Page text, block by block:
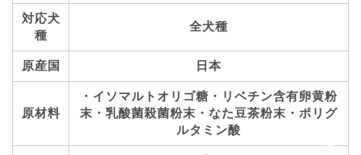
対応犬
種
全犬種
原産国 日本
原材料
・イソマルトオリゴ糖・リベチン含有卵黄粉
末・乳酸菌殺菌粉末・なた豆茶粉末・ポリグ
ルタミン酸
プロフィール
お問い合わせ
サイトマップ